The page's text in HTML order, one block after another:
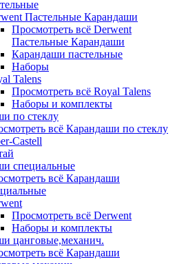
Пастельные Карандаши
Просмотреть всё Derwent
Пастельные Карандаши
Карандаши пастельные
Наборы
Talens
Просмотреть всё Royal Talens
Наборы и комплекты
по стеклу
всё Карандаши по стеклу
Castell
специальные
всё Карандаши
Просмотреть всё Derwent
Наборы и комплекты
цанговые,механич.
всё Карандаши